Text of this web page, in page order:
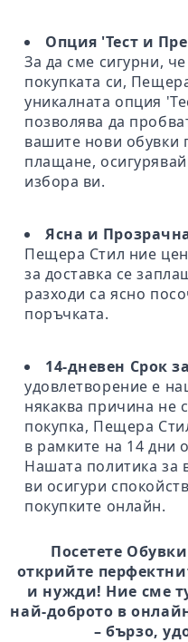
Опция 'Тест и
За да сме сигурни,
покупката си,
уникалната опция
позволява да
вашите нови обувки
плащане,
избора ви.
Ясна и
Пещера Стил ние
за доставка се
разходи са ясно
поръчката.
14-дневен Срок
удовлетворение е
някаква причина не
покупка, Пещера
в рамките на 14 дни
Нашата политика за
ви осигури
покупките онлайн.
Посетете
открийте
и нужди! Ние сме
най-доброто в
– бързо,